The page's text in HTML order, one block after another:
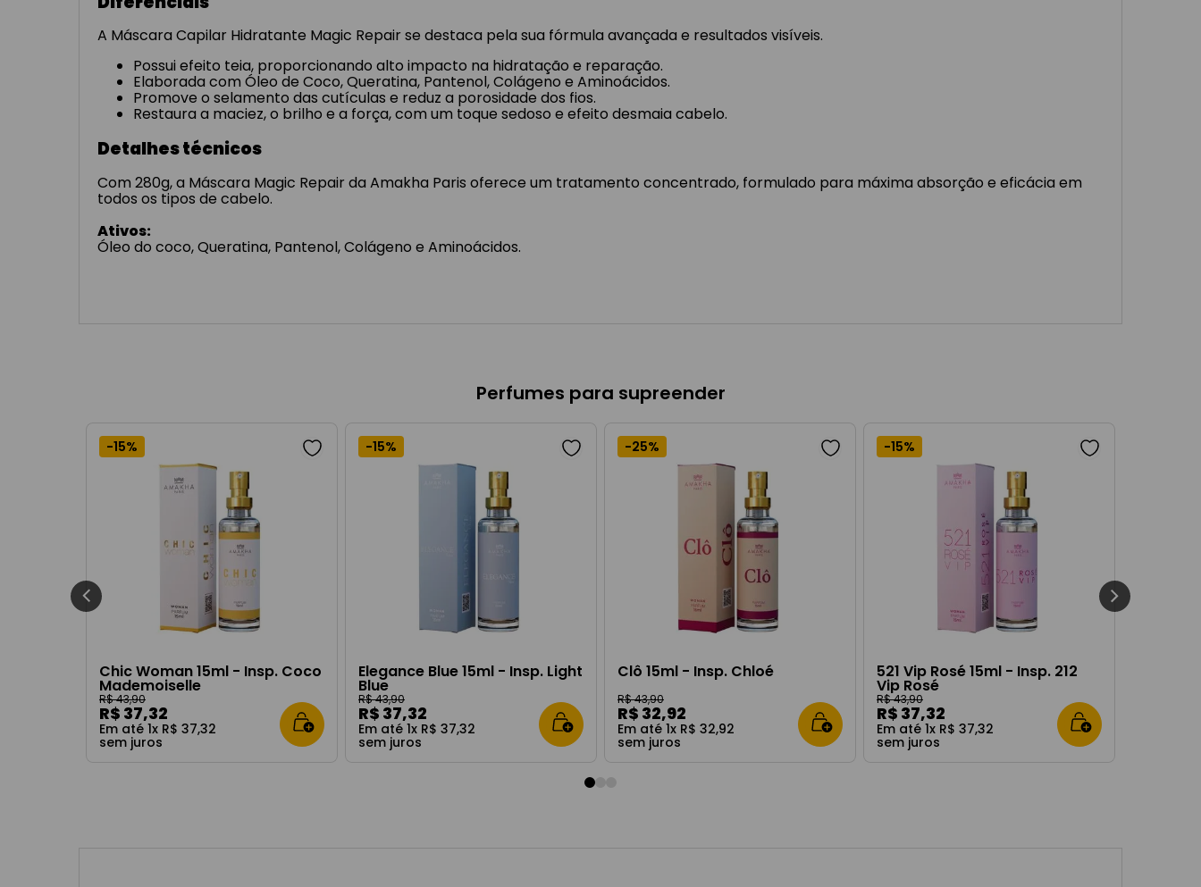
A Máscara Capilar Hidratante Magic Repair se destaca pela sua fórmula avançada e resultados visíveis.
Possui efeito teia, proporcionando alto impacto na hidratação e reparação.
Elaborada com Óleo de Coco, Queratina, Pantenol, Colágeno e Aminoácidos.
Promove o selamento das cutículas e reduz a porosidade dos fios.
Restaura a maciez, o brilho e a força, com um toque sedoso e efeito desmaia cabelo.
Detalhes técnicos
Com 280g, a Máscara Magic Repair da Amakha Paris oferece um tratamento concentrado, formulado para máxima absorção e eficácia em
todos os tipos de cabelo.
Ativos:
Óleo do coco, Queratina, Pantenol, Colágeno e Aminoácidos.
Perfumes para supreender
-15%
Chic Woman 15ml - Insp. Coco
Mademoiselle
R$43,90
R$ 37,32
Em até 1x R$ 37,32
sem juros
-15%
Elegance Blue 15ml - Insp. Light
Blue
R$43,90
R$ 37,32
Em até 1x R$ 37,32
sem juros
-25%
Clô 15ml - Insp. Chloé
R$43,90
R$ 32,92
Em até 1x R$ 32,92
sem juros
-15%
521 Vip Rosé 15ml - Insp. 212
Vip Rosé
R$43,90
R$ 37,32
Em até 1x R$ 37,32
sem juros